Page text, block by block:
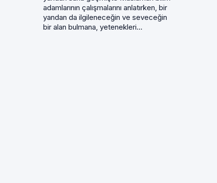
adamlarının çalışmalarını anlatırken, bir
yandan da ilgileneceğin ve seveceğin
bir alan bulmana, yetenekleri...